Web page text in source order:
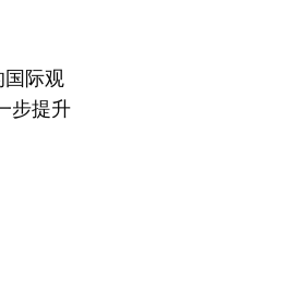
际观
步提升